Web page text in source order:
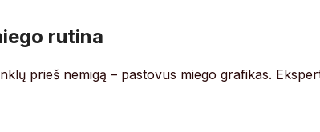
rutina
prieš nemigą – pastovus miego grafikas.